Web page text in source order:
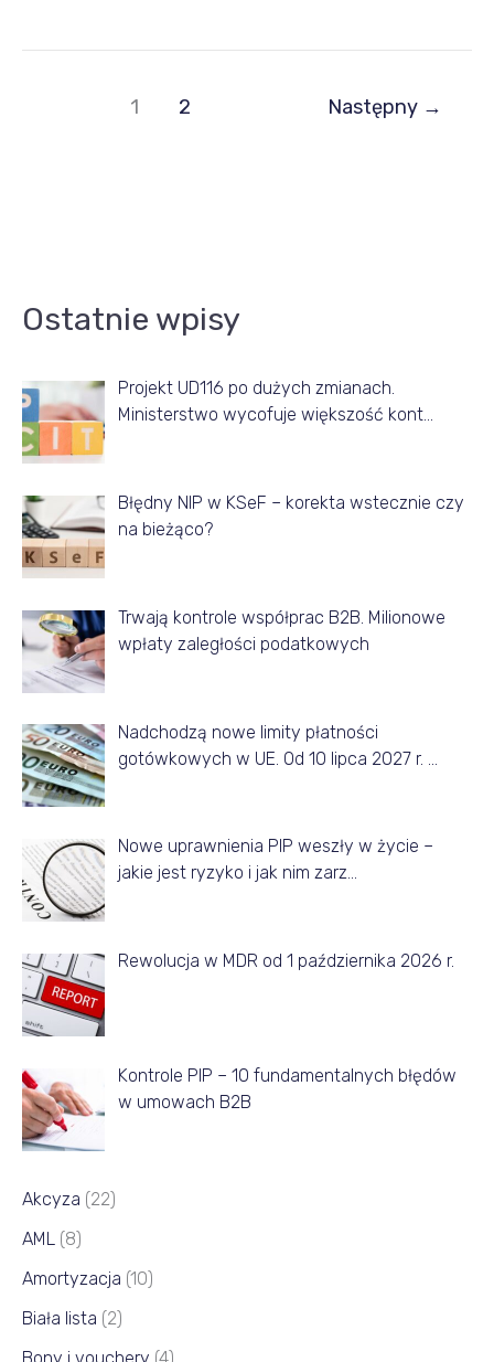
1 2 Następny →
Ostatnie wpisy
Projekt UD116 po dużych zmianach.
Ministerstwo wycofuje większość kont…
Błędny NIP w KSeF – korekta wstecznie czy
na bieżąco?
Trwają kontrole współprac B2B. Milionowe
wpłaty zaległości podatkowych
Nadchodzą nowe limity płatności
gotówkowych w UE. Od 10 lipca 2027 r. …
Nowe uprawnienia PIP weszły w życie –
jakie jest ryzyko i jak nim zarz…
Rewolucja w MDR od 1 października 2026 r.
Kontrole PIP – 10 fundamentalnych błędów
w umowach B2B
Akcyza (22)
AML (8)
Amortyzacja (10)
Biała lista (2)
r
y
k
u
ł
y
z
d
a
n
g
o
i
e
i
ą
c
a